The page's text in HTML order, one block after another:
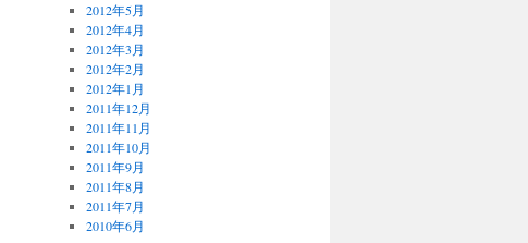
2012年5月
2012年4月
2012年3月
2012年2月
2012年1月
2011年12月
2011年11月
2011年10月
2011年9月
2011年8月
2011年7月
2010年6月